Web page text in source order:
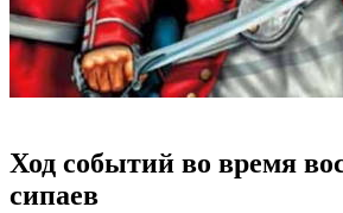
Ход событий во время
сипаев